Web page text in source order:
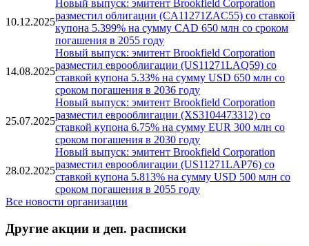
10.12.2025
Новый выпуск: эмитент Brookfield Corporation
разместил облигации (CA11271ZAC55) со ставкой
купона 5.399% на сумму CAD 650 млн со сроком
погашения в 2055 году
14.08.2025
Новый выпуск: эмитент Brookfield Corporation
разместил еврооблигации (US11271LAQ59) со
ставкой купона 5.33% на сумму USD 650 млн со
сроком погашения в 2036 году
25.07.2025
Новый выпуск: эмитент Brookfield Corporation
разместил еврооблигации (XS3104473312) со
ставкой купона 6.75% на сумму EUR 300 млн со
сроком погашения в 2030 году
28.02.2025
Новый выпуск: эмитент Brookfield Corporation
разместил еврооблигации (US11271LAP76) со
ставкой купона 5.813% на сумму USD 500 млн со
сроком погашения в 2055 году
Все новости организации
Другие акции и деп. расписки